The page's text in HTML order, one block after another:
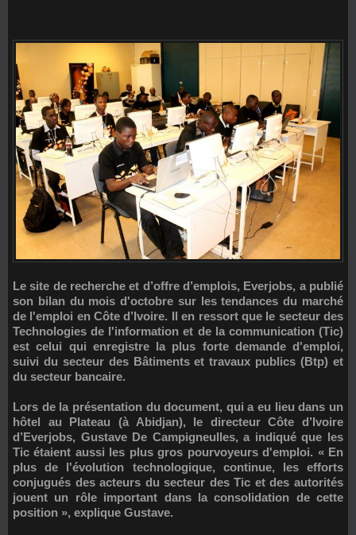
Le site de recherche et d’offre d’emplois, Everjobs, a publié
son bilan du mois d'octobre sur les tendances du marché
de l'emploi en Côte d’Ivoire. Il en ressort que le secteur des
Technologies de l'information et de la communication (Tic)
est celui qui enregistre la plus forte demande d'emploi,
suivi du secteur des Bâtiments et travaux publics (Btp) et
du secteur bancaire.
Lors de la présentation du document, qui a eu lieu dans un
hôtel au Plateau (à Abidjan), le directeur Côte d’Ivoire
d’Everjobs, Gustave De Campigneulles, a indiqué que les
Tic étaient aussi les plus gros pourvoyeurs d'emploi. « En
plus de l'évolution technologique, continue, les efforts
conjugués des acteurs du secteur des Tic et des autorités
jouent un rôle important dans la consolidation de cette
position », explique Gustave.